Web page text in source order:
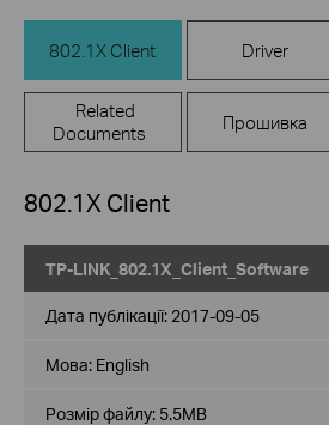
802.1X Client Driver
Related
Documents
Прошивка
802.1X Client
TP-LINK_802.1X_Client_Software
Дата публікації: 2017-09-05
Мова: English
Розмір файлу: 5.5MB